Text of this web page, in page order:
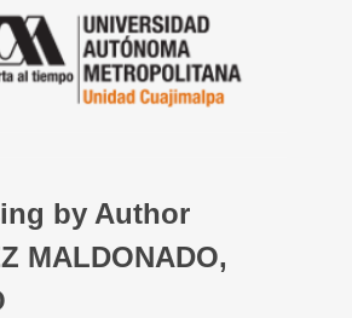
by Author
MALDONADO,